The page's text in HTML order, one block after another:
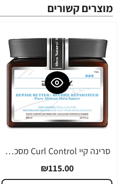
מוצרים קשורים
סרינה קיי Curl Control מסכת חמאת שיאה לשיער גלי ומתולתל 500 מ"ל - מבית Saryna Key
₪115.00